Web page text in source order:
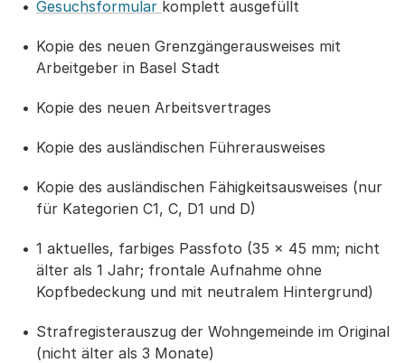
Gesuchsformular komplett ausgefüllt
Kopie des neuen Grenzgängerausweises mit
Arbeitgeber in Basel Stadt
Kopie des neuen Arbeitsvertrages
Kopie des ausländischen Führerausweises
Kopie des ausländischen Fähigkeitsausweises (nur
für Kategorien C1, C, D1 und D)
1 aktuelles, farbiges Passfoto (35 x 45 mm; nicht
älter als 1 Jahr; frontale Aufnahme ohne
Kopfbedeckung und mit neutralem Hintergrund)
Strafregisterauszug der Wohngemeinde im Original
(nicht älter als 3 Monate)